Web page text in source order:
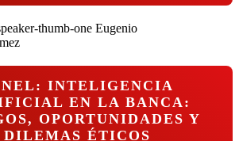
Eugenio
INTELIGENCIA
EN LA BANCA:
OPORTUNIDADES Y
DILEMAS ÉTICOS